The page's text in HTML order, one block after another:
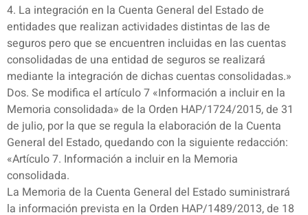
4. La integración en la Cuenta General del Estado de
entidades que realizan actividades distintas de las de
seguros pero que se encuentren incluidas en las cuentas
consolidadas de una entidad de seguros se realizará
mediante la integración de dichas cuentas consolidadas.»
Dos. Se modifica el artículo 7 «Información a incluir en la
Memoria consolidada» de la Orden HAP/1724/2015, de 31
de julio, por la que se regula la elaboración de la Cuenta
General del Estado, quedando con la siguiente redacción:
«Artículo 7. Información a incluir en la Memoria
consolidada.
La Memoria de la Cuenta General del Estado suministrará
la información prevista en la Orden HAP/1489/2013, de 18